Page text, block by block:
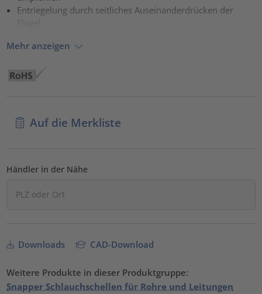
Entriegelung durch seitliches Auseinanderdrücken der
Mehr anzeigen
Auf die Merkliste
Händler in der Nähe
Downloads CAD-Download
Weitere Produkte in dieser Produktgruppe:
Snapper Schlauchschellen für Rohre und Leitungen